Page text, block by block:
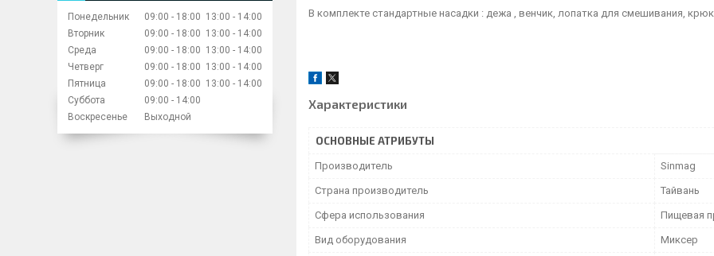
В комплекте стандартные насадки : дежа , венчик, лопатка для смешивания,
Характеристики
ОСНОВНЫЕ АТРИБУТЫ
Производитель Sinmag
Страна производитель Тайвань
Сфера использования Пищевая
Вид оборудования Миксер
Понедельник 09:00 18:00 13:00
14:00
Вторник
09:00 18:00 13:00
14:00
Среда
09:00 18:00 13:00
14:00
Четверг
09:00 18:00 13:00
14:00
Пятница
09:00 18:00 13:00
14:00
Суббота
09:00
14:00
Воскресенье
Выходной